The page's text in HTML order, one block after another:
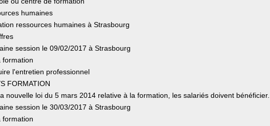
humaines
ressources humaines à Strasbourg
session le 09/02/2017 à Strasbourg
formation
l'entretien professionnel
FORMATION
nouvelle loi du 5 mars 2014 relative à la formation, les salariés doivent bénéficier...
session le 30/03/2017 à Strasbourg
formation